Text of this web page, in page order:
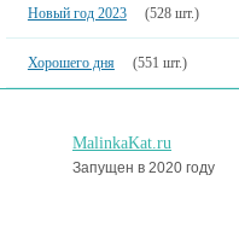
Новый год 2023 (528 шт.)
Хорошего дня (551 шт.)
MalinkaKat.ru
Запущен в 2020 году